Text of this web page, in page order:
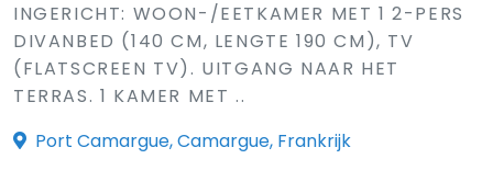
INGERICHT: WOON-/EETKAMER MET 1 2-PERS
DIVANBED (140 CM, LENGTE 190 CM), TV
(FLATSCREEN TV). UITGANG NAAR HET
TERRAS. 1 KAMER MET ..
Port Camargue, Camargue, Frankrijk